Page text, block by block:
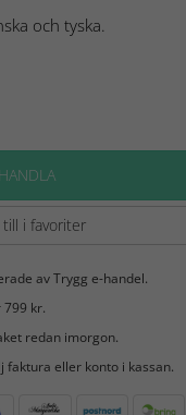
och tyska.
i favoriter
av Trygg e-handel.
kr.
redan imorgon.
faktura eller konto i kassan.